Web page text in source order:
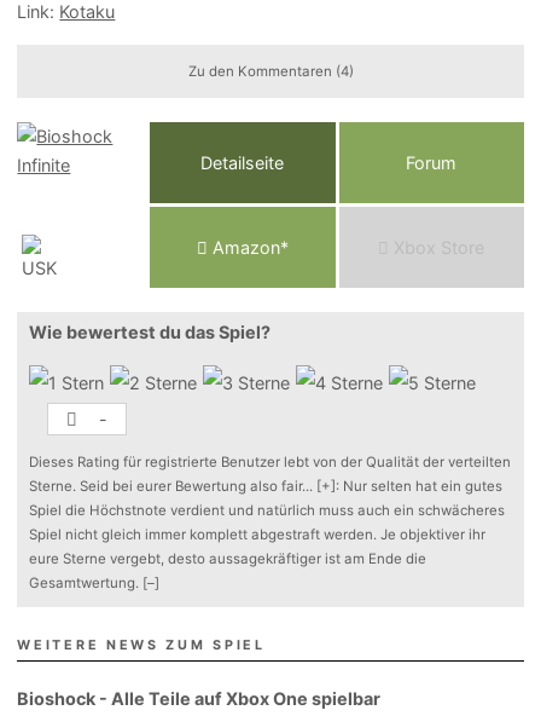
Link: Kotaku
Zu den Kommentaren (4)
Detailseite Forum
Amazon* Xbox Store
Wie bewertest du das Spiel?
-
Dieses Rating für registrierte Benutzer lebt von der Qualität der verteilten
Sterne. Seid bei eurer Bewertung also fair... [+]: Nur selten hat ein gutes
Spiel die Höchstnote verdient und natürlich muss auch ein schwächeres
Spiel nicht gleich immer komplett abgestraft werden. Je objektiver ihr
eure Sterne vergebt, desto aussagekräftiger ist am Ende die
Gesamtwertung. [–]
WEITERE NEWS ZUM SPIEL
Bioshock - Alle Teile auf Xbox One spielbar